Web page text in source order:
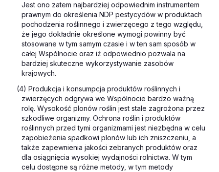
Jest ono zatem najbardziej odpowiednim instrumentem
prawnym do określenia NDP pestycydów w produktach
pochodzenia roślinnego i zwierzęcego z tego względu,
że jego dokładnie określone wymogi powinny być
stosowane w tym samym czasie i w ten sam sposób w
całej Wspólnocie oraz iż odpowiednio pozwala na
bardziej skuteczne wykorzystywanie zasobów
krajowych.
(4) Produkcja i konsumpcja produktów roślinnych i
zwierzęcych odgrywa we Wspólnocie bardzo ważną
rolę. Wysokość plonów roślin jest stale zagrożona przez
szkodliwe organizmy. Ochrona roślin i produktów
roślinnych przed tymi organizmami jest niezbędna w celu
zapobieżenia spadkowi plonów lub ich zniszczeniu, a
także zapewnienia jakości zebranych produktów oraz
dla osiągnięcia wysokiej wydajności rolnictwa. W tym
celu dostępne są różne metody, w tym metody